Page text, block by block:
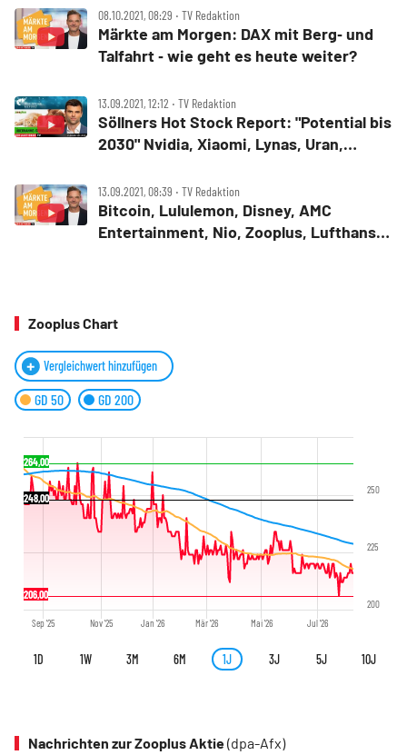
Morgen
08.10.2021, 08:29 ‧ TV Redaktion
Märkte am Morgen: DAX mit Berg‑ und
Talfahrt ‑ wie geht es heute weiter?
13.09.2021, 12:12 ‧ TV Redaktion
Söllners Hot Stock Report: "Potential bis
2030" Nvidia, Xiaomi, Lynas, Uran,
13.09.2021, 08:39 ‧ TV Redaktion
Bitcoin, Lululemon, Disney, AMC
Entertainment, Nio, Zooplus, Lufthansa,
Zooplus Chart
Vergleichwert hinzufügen
GD 50 GD 200
Sep '25 Nov '25 Jan '26 Mär '26 Mai '26 Jul '26
200
225
250
248,00
206,00
264,00
1D 1W 3M 6M 1J 3J 5J 10J
Nachrichten zur Zooplus Aktie(dpa-Afx)